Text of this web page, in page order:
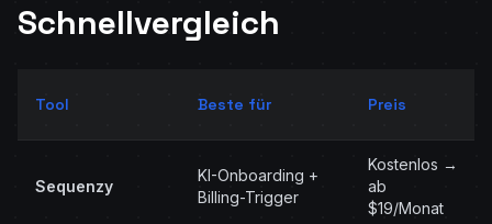
Schnellvergleich
Tool Beste für Preis
Sequenzy
KI-Onboarding +
Billing-Trigger
Kostenlos →
ab
$19/Monat